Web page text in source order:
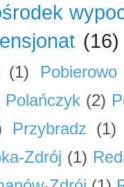
(16)
(1)
Pobierowo
Polańczyk (2)
Przybradz
(1)
Zdrój (1)